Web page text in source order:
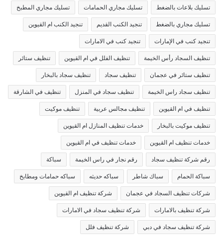
تسليك بلاعات بالضغط تسليك مجاري الحمامات تسليك مجاري المطبخ
تسليك مجاري بالضغط تنجيد الكنب القديم تنجيد الكنب ام القيوين
تنجيد كنب في الإمارات تنجيد كنب في الامارات
تنظيف السجاد رأس الخيمة تنظيف الفلل في ام القيوين تنظيف ستائر
تنظيف ستائر في عجمان تنظيف سجاد تنظيف سجاد بالبخار
تنظيف سجاد راس الخيمة تنظيف سجاد في المنزل تنظيف في الشارقة
تنظيف في ام القيوين تنظيف مجالس عربية تنظيف موكيت
تنظيف موكيت بالبخار خدمات تنظيف المنازل ام القيوين
خدمات تنظيف ام القيوين خدمات تنظيف في ام القيوين
رقم شركة تنظيف سجاد رقم نجار في راس الخيمة سباكة
سباكة الحمام سباك شاطر سباكه حديثه سباكه حمامات ومطابخ
شركات تنظيف السجاد في عجمان شركة تنظيف ام القيوين
شركة تنظيف بالامارات شركة تنظيف سجاد في الامارات
شركة تنظيف سجاد في دبي شركة تنظيف فلل